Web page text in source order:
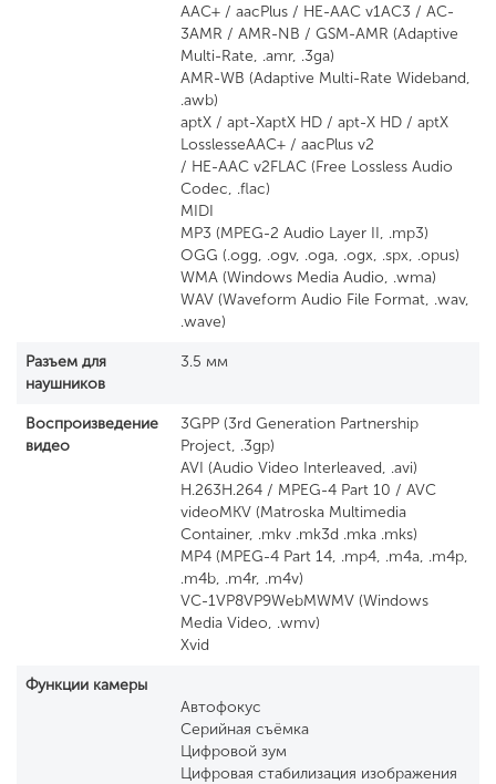
AAC+ / aacPlus / HE-AAC v1AC3 / AC-
3AMR / AMR-NB / GSM-AMR (Adaptive
Multi-Rate, .amr, .3ga)
AMR-WB (Adaptive Multi-Rate Wideband,
.awb)
aptX / apt-XaptX HD / apt-X HD / aptX
LosslesseAAC+ / aacPlus v2
/ HE-AAC v2FLAC (Free Lossless Audio
Codec, .flac)
MIDI
MP3 (MPEG-2 Audio Layer II, .mp3)
OGG (.ogg, .ogv, .oga, .ogx, .spx, .opus)
WMA (Windows Media Audio, .wma)
WAV (Waveform Audio File Format, .wav,
.wave)
Разъем для
наушников
3.5 мм
Воспроизведение
видео
3GPP (3rd Generation Partnership
Project, .3gp)
AVI (Audio Video Interleaved, .avi)
H.263H.264 / MPEG-4 Part 10 / AVC
videoMKV (Matroska Multimedia
Container, .mkv .mk3d .mka .mks)
MP4 (MPEG-4 Part 14, .mp4, .m4a, .m4p,
.m4b, .m4r, .m4v)
VC-1VP8VP9WebMWMV (Windows
Media Video, .wmv)
Xvid
Функции камеры
Автофокус
Серийная съёмка
Цифровой зум
Цифровая стабилизация изображения